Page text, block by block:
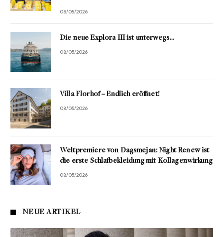
08/05/2026
Die neue Explora III ist unterwegs…
08/05/2026
Villa Florhof – Endlich eröffnet!
08/05/2026
Weltpremiere von Dagsmejan: Night Renew ist
die erste Schlafbekleidung mit Kollagenwirkung
08/05/2026
NEUE ARTIKEL